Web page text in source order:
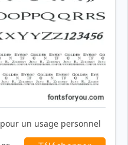
un usage personnel